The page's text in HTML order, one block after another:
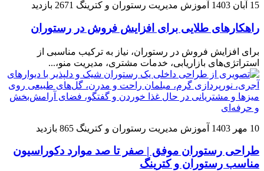
15 آبان 1403 آموزش مدیریت رستوران و کترینگ 2671 بازدید
راهکارهای طلایی برای افزایش فروش در رستوران
برای افزایش فروش در رستوران، نیاز به ترکیب مناسبی از
استراتژی‌های بازاریابی، خدمات مشتری، مدیریت منو،...
10 مهر 1403 آموزش مدیریت رستوران و کترینگ 865 بازدید
طراحی رستوران موفق‌ | صفر تا صد موارد دکوراسیون
مناسب رستوران و کترینگ